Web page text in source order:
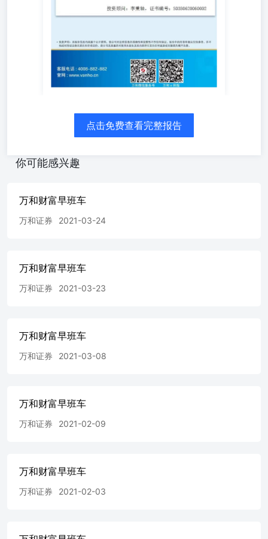
点击免费查看完整报告
你可能感兴趣
万和财富早班车
万和证券 2021-03-24
万和财富早班车
万和证券 2021-03-23
万和财富早班车
万和证券 2021-03-08
万和财富早班车
万和证券 2021-02-09
万和财富早班车
万和证券 2021-02-03